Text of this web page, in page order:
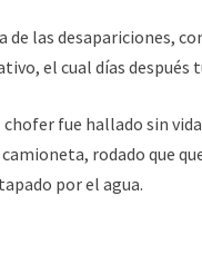
de las desapariciones,
el cual días después
chofer fue hallado sin
rodado que
por el agua.